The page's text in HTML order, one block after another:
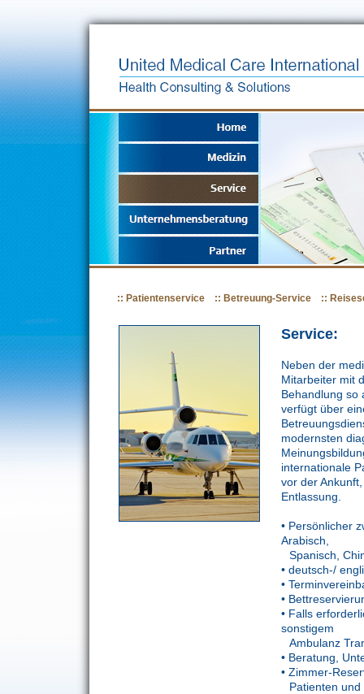
:: Patientenservice :: Betreuung-Service ::
Service:
Neben der
Mitarbeiter mit
Behandlung so
verfügt über
modernsten
internationale
vor der
Entlassung.
• Persönlicher
Arabisch,
Spanisch,
• deutsch-/
•
•
• Falls
sonstigem
Ambulanz
• Beratung,
• Zimmer-
Patienten